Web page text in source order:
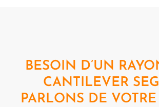
BESOIN D’UN
CANTILEVER
PARLONS DE VOTRE